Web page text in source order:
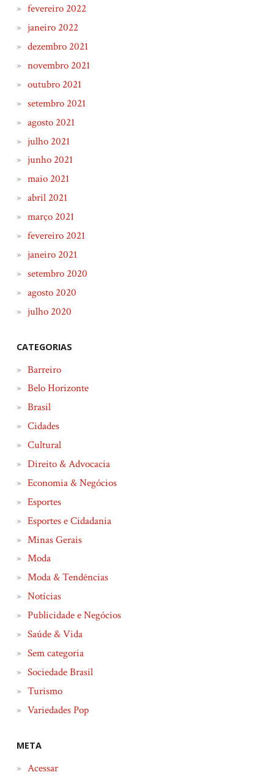
fevereiro 2022
janeiro 2022
dezembro 2021
novembro 2021
outubro 2021
setembro 2021
agosto 2021
julho 2021
junho 2021
maio 2021
abril 2021
março 2021
fevereiro 2021
janeiro 2021
setembro 2020
agosto 2020
julho 2020
CATEGORIAS
Barreiro
Belo Horizonte
Brasil
Cidades
Cultural
Direito & Advocacia
Economia & Negócios
Esportes
Esportes e Cidadania
Minas Gerais
Moda
Moda & Tendências
Notícias
Publicidade e Negócios
Saúde & Vida
Sem categoria
Sociedade Brasil
Turismo
Variedades Pop
META
Acessar